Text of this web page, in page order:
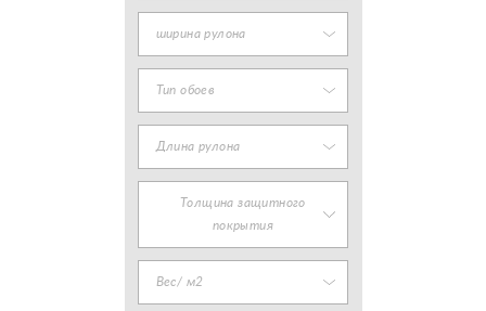
ширина рулона
Тип обоев
Длина рулона
Толщина защитного
покрытия
Вес/ м2